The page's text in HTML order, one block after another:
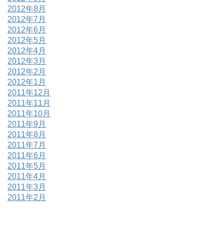
2012年8月
2012年7月
2012年6月
2012年5月
2012年4月
2012年3月
2012年2月
2012年1月
2011年12月
2011年11月
2011年10月
2011年9月
2011年8月
2011年7月
2011年6月
2011年5月
2011年4月
2011年3月
2011年2月